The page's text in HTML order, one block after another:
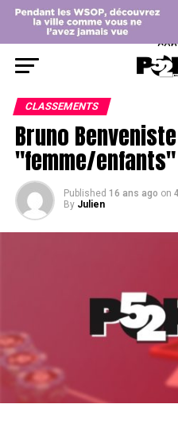
CLASSEMENTS
Bruno
"femme/enfants"
Published 16 ans ago on
By Julien